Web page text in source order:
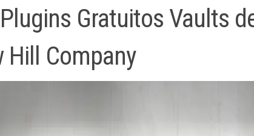
Gratuitos Vaults
Hill Company